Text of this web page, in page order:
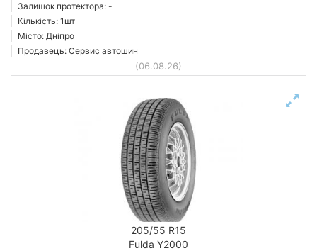
Залишок протектора: -
Кількість: 1шт
Місто: Дніпро
Продавець: Сервис автошин
(06.08.26)
205/55 R15
Fulda Y2000